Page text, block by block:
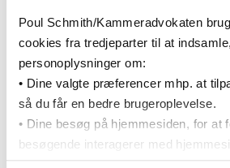
Poul Schmith/Kammeradvokaten
cookies fra tredjeparter til at
personoplysninger om:
• Dine valgte præferencer mhp. at
så du får en bedre brugeroplevelse.
• Dine besøg på hjemmesiden, for at
besøgende interagerer med